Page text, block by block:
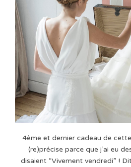
4ème et dernier cadeau de
(re)précise parce que j’ai eu
disaient “Vivement vendredi” !